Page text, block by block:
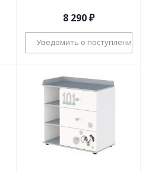
8 290₽
Уведомить о поступлении